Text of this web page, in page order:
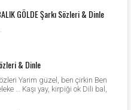
GÖLDE Şarkı Sözleri & Dinle
& Dinle
Yarim güzel, ben çirkin Ben
… Kaşı yay, kirpiği ok Dili bal,